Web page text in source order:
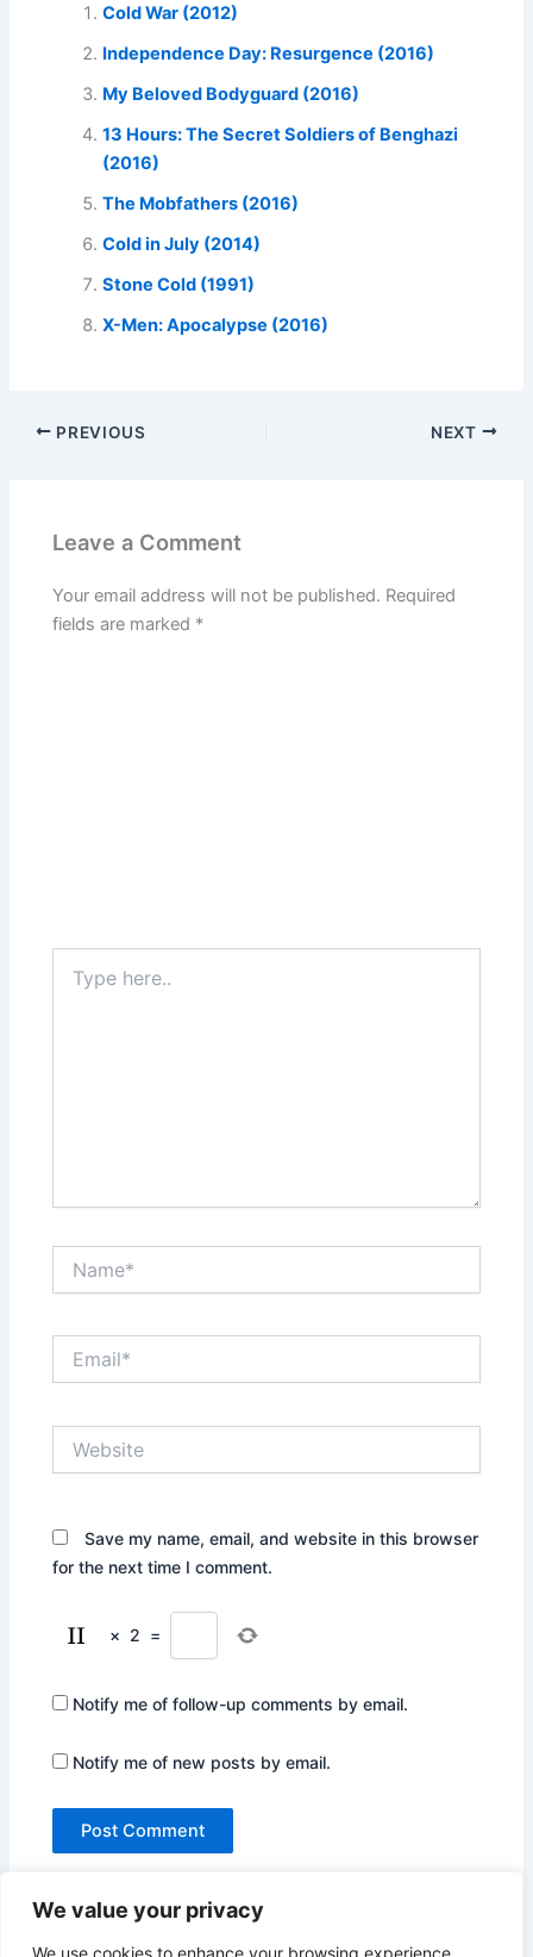
We value your privacy
We use cookies to enhance your browsing experience,
Cold War (2012)
Independence Day: Resurgence (2016)
My Beloved Bodyguard (2016)
13 Hours: The Secret Soldiers of Benghazi
(2016)
The Mobfathers (2016)
Cold in July (2014)
Stone Cold (1991)
X-Men: Apocalypse (2016)
PREVIOUS NEXT
Leave a Comment
Your email address will not be published. Required
fields are marked *
here..
Save my name, email, and website in this browser
for the next time I comment.
× 2 =
Notify me of follow-up comments by email.
Notify me of new posts by email.